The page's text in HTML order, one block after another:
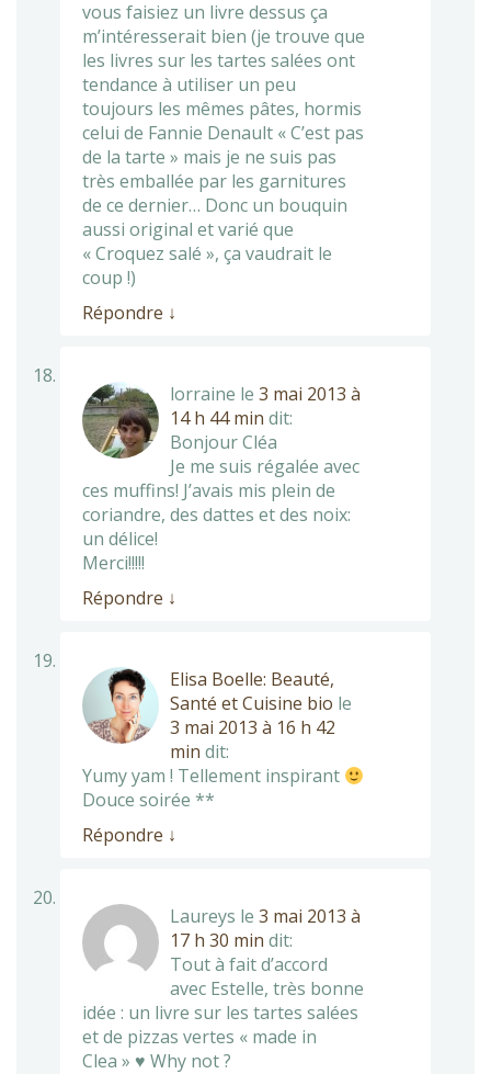
vous faisiez un livre dessus ça
m’intéresserait bien (je trouve que
les livres sur les tartes salées ont
tendance à utiliser un peu
toujours les mêmes pâtes, hormis
celui de Fannie Denault « C’est pas
de la tarte » mais je ne suis pas
très emballée par les garnitures
de ce dernier… Donc un bouquin
aussi original et varié que
« Croquez salé », ça vaudrait le
coup !)
Répondre ↓
lorraine le 3 mai 2013 à
14 h 44 min dit:
Bonjour Cléa
Je me suis régalée avec
ces muffins! J’avais mis plein de
coriandre, des dattes et des noix:
un délice!
Merci!!!!!
Répondre ↓
Elisa Boelle: Beauté,
Santé et Cuisine bio le
3 mai 2013 à 16 h 42
min dit:
Yumy yam ! Tellement inspirant
Douce soirée **
Répondre ↓
Laureys le 3 mai 2013 à
17 h 30 min dit:
Tout à fait d’accord
avec Estelle, très bonne
idée : un livre sur les tartes salées
et de pizzas vertes « made in
Clea » ♥ Why not ?